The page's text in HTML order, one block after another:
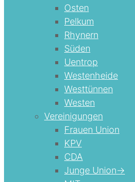
Osten
Pelkum
Rhynern
Süden
Uentrop
Westenheide
Westtünnen
Westen
Vereinigungen
Frauen Union
KPV
CDA
Junge Union->